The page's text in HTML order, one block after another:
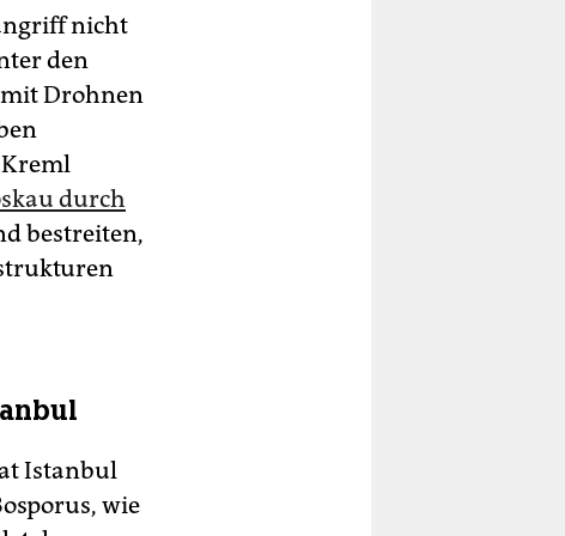
nicht
den
Drohnen
durch
bestreiten,
Istanbul
wie